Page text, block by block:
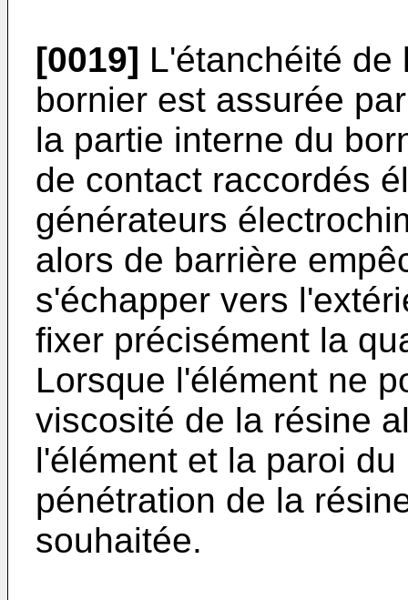
[0019] L'étanchéité de
bornier est assurée
la partie interne du
de contact raccordés
générateurs
alors de barrière
s'échapper vers
fixer précisément la
Lorsque l'élément ne
viscosité de la résine
l'élément et la paroi
pénétration de la
souhaitée.